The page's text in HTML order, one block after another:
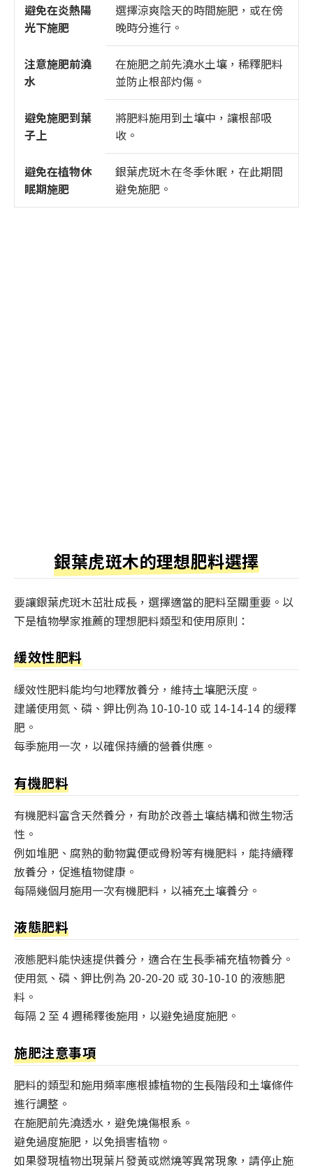
避免在炎熱陽
光下施肥
選擇涼爽陰天的時間施肥，或在傍
晚時分進行。
注意施肥前澆
水
在施肥之前先澆水土壤，稀釋肥料
並防止根部灼傷。
避免施肥到葉
子上
將肥料施用到土壤中，讓根部吸
收。
避免在植物休
眠期施肥
銀葉虎斑木在冬季休眠，在此期間
避免施肥。
銀葉虎斑木的理想肥料選擇
要讓銀葉虎斑木茁壯成長，選擇適當的肥料至關重要。以
下是植物學家推薦的理想肥料類型和使用原則：
緩效性肥料
緩效性肥料能均勻地釋放養分，維持土壤肥沃度。
建議使用氮、磷、鉀比例為 10-10-10 或 14-14-14 的缓釋
肥。
每季施用一次，以確保持續的營養供應。
有機肥料
有機肥料富含天然養分，有助於改善土壤結構和微生物活
性。
例如堆肥、腐熟的動物糞便或骨粉等有機肥料，能持續釋
放養分，促進植物健康。
每隔幾個月施用一次有機肥料，以補充土壤養分。
液態肥料
液態肥料能快速提供養分，適合在生長季補充植物養分。
使用氮、磷、鉀比例為 20-20-20 或 30-10-10 的液態肥
料。
每隔 2 至 4 週稀釋後施用，以避免過度施肥。
施肥注意事項
肥料的類型和施用頻率應根據植物的生長階段和土壤條件
進行調整。
在施肥前先澆透水，避免燒傷根系。
避免過度施肥，以免損害植物。
如果發現植物出現葉片發黃或燃燒等異常現象，請停止施